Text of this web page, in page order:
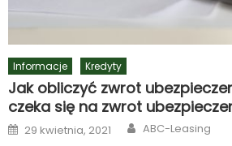
Informacje Kredyty
Jak obliczyć zwrot
czeka się na zwrot
Posted
on
29 kwietnia, 2021 Author
ABC-Leasing